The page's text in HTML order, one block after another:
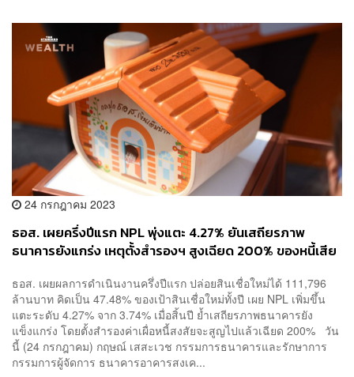
24 กรกฎาคม 2023
ธอส. เผยครึ่งปีแรก NPL พุ่งแตะ 4.27% ยันเสถียรภาพ
ธนาคารยังแกร่ง เหตุตั้งสำรองฯ สูงเฉียด 200% ของหนี้เสีย
ธอส. เผยผลการดำเนินงานครึ่งปีแรก ปล่อยสินเชื่อใหม่ได้ 111,796
ล้านบาท คิดเป็น 47.48% ของเป้าสินเชื่อใหม่ทั้งปี เผย NPL เพิ่มขึ้น
แตะระดับ 4.27% จาก 3.74% เมื่อสิ้นปี ย้ำเสถียรภาพธนาคารยัง
แข็งแกร่ง โดยตั้งสำรองค่าเผื่อหนี้สงสัยจะสูญไปแล้วเฉียด 200% วัน
นี้ (24 กรกฎาคม) กฤษณ์ เสสะเวช กรรมการธนาคารและรักษาการ
กรรมการผู้จัดการ ธนาคารอาคารสงเค...